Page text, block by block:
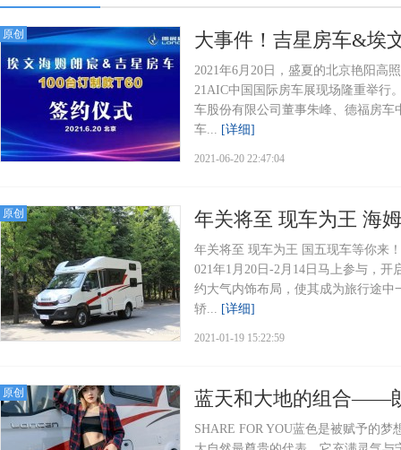
原创 大事件！吉星房车&埃
2021年6月20日，盛夏的北京艳阳高
21AIC中国国际房车展现场隆重举行
车股份有限公司董事朱峰、德福房
车... [详细]
2021-06-20 22:47:04
原创 年关将至 现车为王 海
年关将至 现车为王 国五现车等你来
021年1月20日-2月14日马上参与，
约大气内饰布局，使其成为旅行途
轿... [详细]
2021-01-19 15:22:59
原创 蓝天和大地的组合——
SHARE FOR YOU蓝色是被赋予的